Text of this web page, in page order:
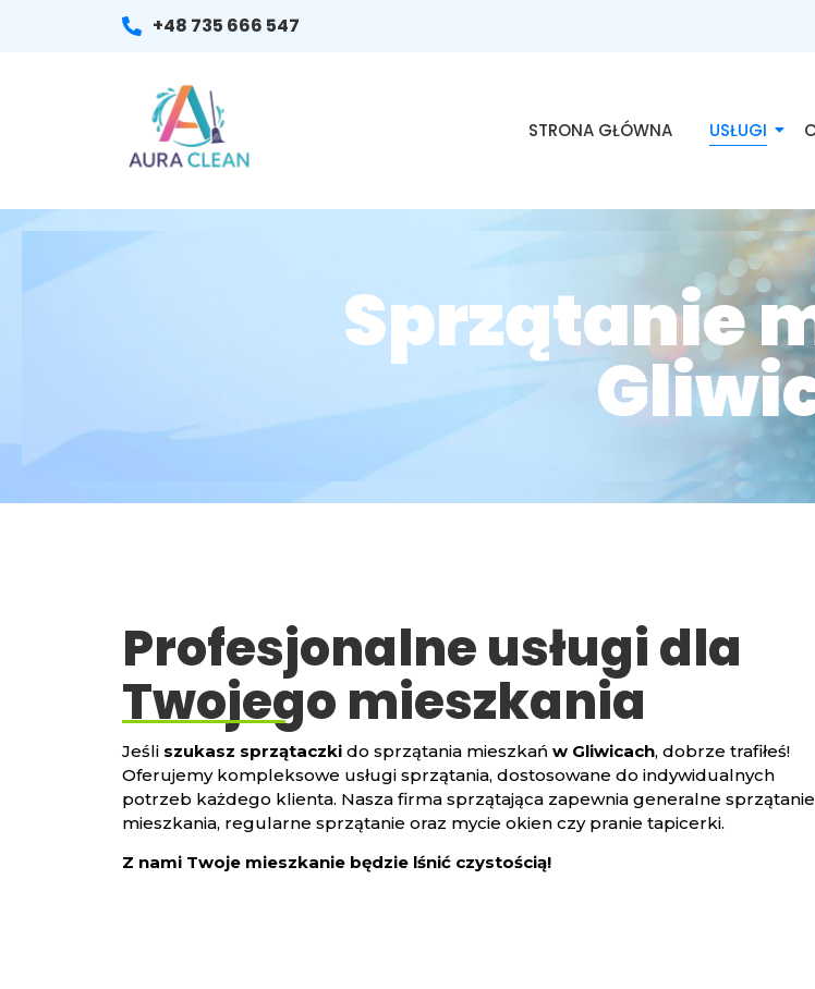
+48 735 666 547
STRONA GŁÓWNA USŁUGI
Sprzątanie
Profesjonalne usługi dla
Twojego mieszkania
Jeśli szukasz sprzątaczki do sprzątania mieszkań w Gliwicach, dobrze trafiłeś!
Oferujemy kompleksowe usługi sprzątania, dostosowane do indywidualnych
potrzeb każdego klienta. Nasza firma sprzątająca zapewnia generalne sprzątanie
mieszkania, regularne sprzątanie oraz mycie okien czy pranie tapicerki.
Z nami Twoje mieszkanie będzie lśnić czystością!